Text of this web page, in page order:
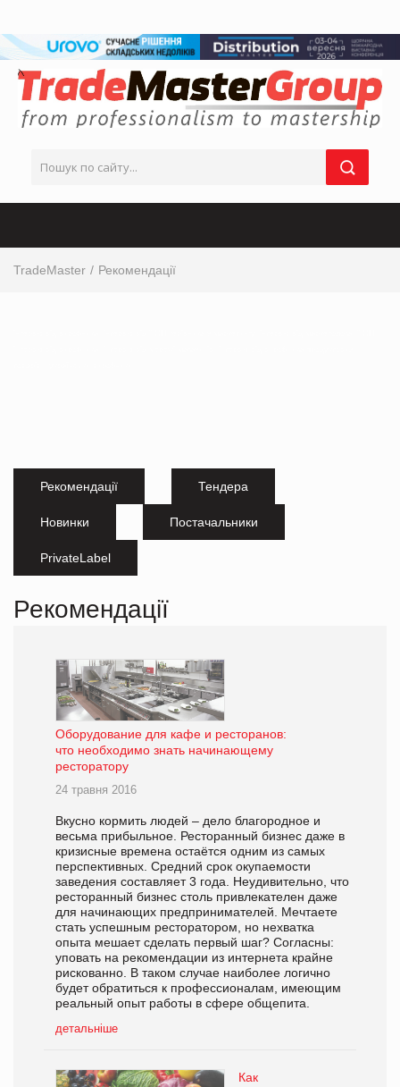
TradeMaster Рекомендації
Рекомендації Тендера
Новинки Постачальники
PrivateLabel
Рекомендації
Оборудование для кафе и ресторанов:
что необходимо знать начинающему
ресторатору
24 травня 2016
Вкусно кормить людей – дело благородное и
весьма прибыльное. Ресторанный бизнес даже в
кризисные времена остаётся одним из самых
перспективных. Средний срок окупаемости
заведения составляет 3 года. Неудивительно, что
ресторанный бизнес столь привлекателен даже
для начинающих предпринимателей. Мечтаете
стать успешным ресторатором, но нехватка
опыта мешает сделать первый шаг? Согласны:
уповать на рекомендации из интернета крайне
рискованно. В таком случае наиболее логично
будет обратиться к профессионалам, имеющим
реальный опыт работы в сфере общепита.
детальніше
Как